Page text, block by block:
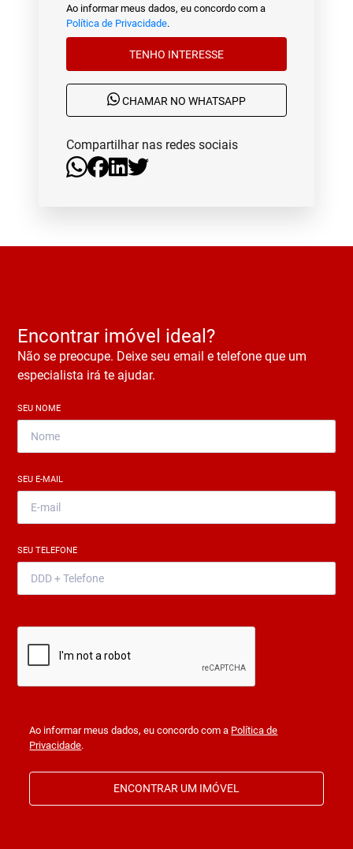
Ao informar meus dados, eu concordo com a
Política de Privacidade.
TENHO INTERESSE
CHAMAR NO WHATSAPP
Compartilhar nas redes sociais
Encontrar imóvel ideal?
Não se preocupe. Deixe seu email e telefone que um
especialista irá te ajudar.
SEU NOME
SEU E-MAIL
SEU TELEFONE
Ao informar meus dados, eu concordo com a Política de
Privacidade.
ENCONTRAR UM IMÓVEL